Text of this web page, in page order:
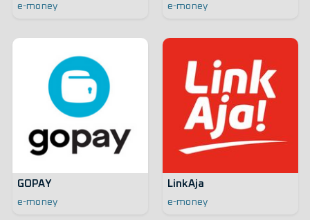
e-money e-money
GOPAY
e-money
LinkAja
e-money